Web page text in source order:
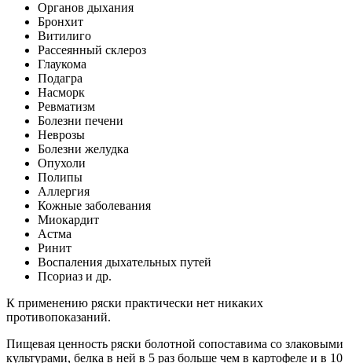
Органов дыхания
Бронхит
Витилиго
Рассеянный склероз
Глаукома
Подагра
Насморк
Ревматизм
Болезни печени
Неврозы
Болезни желудка
Опухоли
Полипы
Аллергия
Кожные заболевания
Миокардит
Астма
Ринит
Воспаления дыхательных путей
Псориаз и др.
К применению ряски практически нет никаких
противопоказаний.
Пищевая ценность ряски болотной сопоставима со злаковыми
культурами, белка в ней в 5 раз больше чем в картофеле и в 10